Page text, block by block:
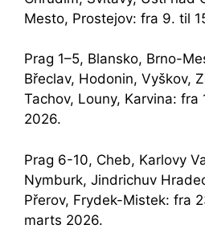
Mesto, Prostejov: fra 9. til
Prag 1–5, Blansko, Brno-
Břeclav, Hodonin, Vyškov,
Tachov, Louny, Karvina:
2026.
Prag 6-10, Cheb, Karlovy
Nymburk, Jindrichuv
Přerov, Frydek-Mistek: fra
marts 2026.